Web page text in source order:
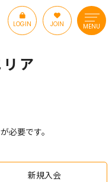
LOGIN JOIN MENU
ア
必要です。
新規入会